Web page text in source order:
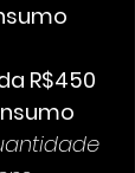
R$450